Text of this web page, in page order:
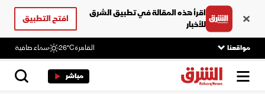
اقرأ هذه المقالة في تطبيق الشرق
للأخبار
افتح التطبيق
مواقعنا القاهرة26°C سماء صافية
مباشر